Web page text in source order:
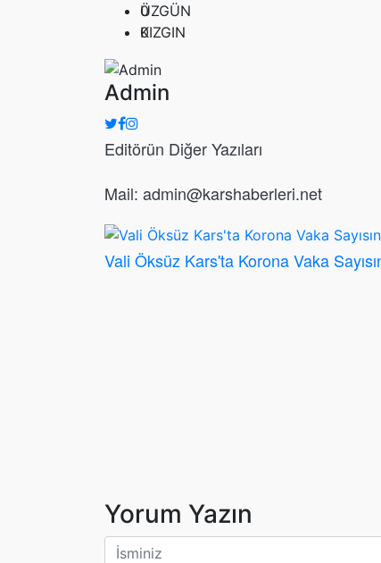
0
ÜZGÜN
0
KIZGIN
Admin
Editörün Diğer Yazıları
Mail: admin@karshaberleri.net
Vali Öksüz Kars'ta Korona Vaka
Yorum Yazın